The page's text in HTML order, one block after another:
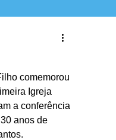
comemorou
Igreja
a conferência
anos de